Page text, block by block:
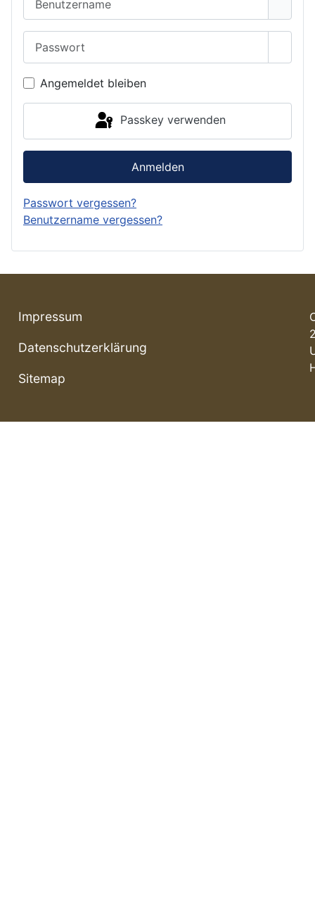
Angemeldet bleiben
Passkey verwenden
Anmelden
Passwort vergessen?
Benutzername vergessen?
Impressum
Datenschutzerklärung
Sitemap